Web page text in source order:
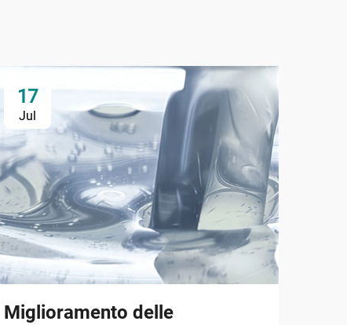
17
Jul
Miglioramento delle